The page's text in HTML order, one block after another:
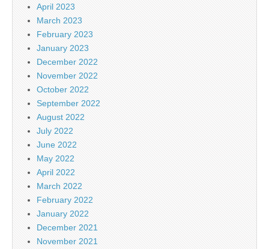
April 2023
March 2023
February 2023
January 2023
December 2022
November 2022
October 2022
September 2022
August 2022
July 2022
June 2022
May 2022
April 2022
March 2022
February 2022
January 2022
December 2021
November 2021